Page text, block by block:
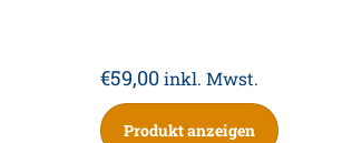
€59,00 inkl. Mwst.
Produkt anzeigen